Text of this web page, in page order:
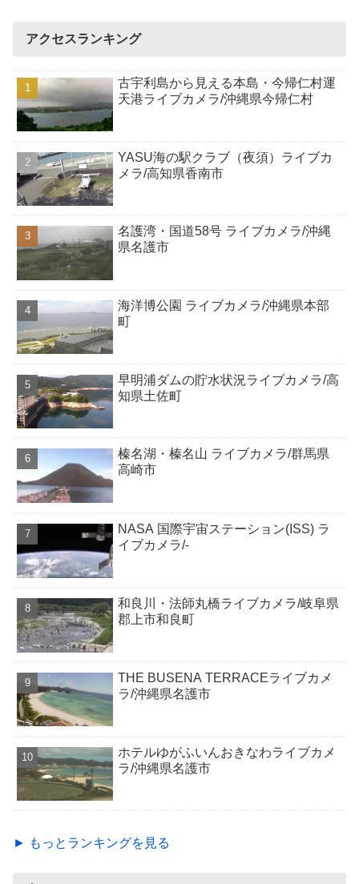
アクセスランキング
古宇利島から見える本島・今帰仁村運
天港ライブカメラ/沖縄県今帰仁村
YASU海の駅クラブ（夜須）ライブカ
メラ/高知県香南市
名護湾・国道58号 ライブカメラ/沖縄
県名護市
海洋博公園 ライブカメラ/沖縄県本部
町
早明浦ダムの貯水状況ライブカメラ/高
知県土佐町
榛名湖・榛名山 ライブカメラ/群馬県
高崎市
NASA 国際宇宙ステーション(ISS) ラ
イブカメラ/-
和良川・法師丸橋ライブカメラ/岐阜県
郡上市和良町
THE BUSENA TERRACEライブカメ
ラ/沖縄県名護市
ホテルゆがふいんおきなわライブカメ
ラ/沖縄県名護市
► もっとランキングを見る